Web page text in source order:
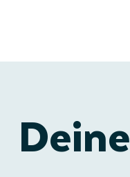
Deine